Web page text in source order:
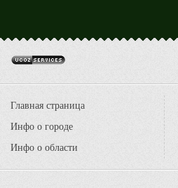
Главная страница
Инфо о городе
Инфо о области